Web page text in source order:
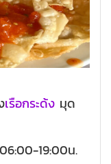
เรือกระด้ง มุด
19:00น.